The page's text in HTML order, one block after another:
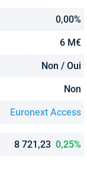
0,00%
6 M€
Non / Oui
Non
Euronext Access
8 721,23 0,25%